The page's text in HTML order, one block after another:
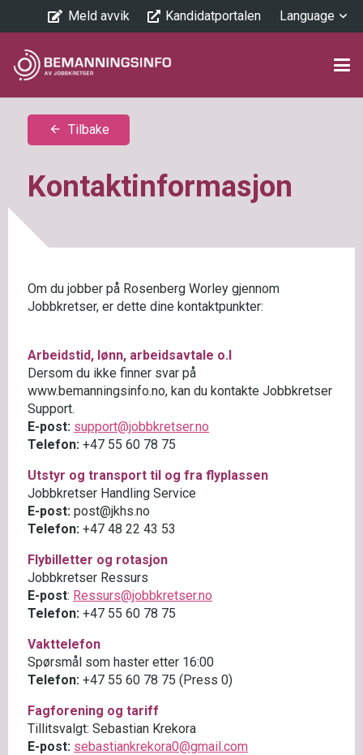
Meld avvik Kandidatportalen Language
arrow_back Tilbake
Kontaktinformasjon
Om du jobber på Rosenberg Worley gjennom
Jobbkretser, er dette dine kontaktpunkter:
Arbeidstid, lønn, arbeidsavtale o.l
Dersom du ikke finner svar på
www.bemanningsinfo.no, kan du kontakte Jobbkretser
Support.
E-post: support@jobbkretser.no
Telefon: +47 55 60 78 75
Utstyr og transport til og fra flyplassen
Jobbkretser Handling Service
E-post: post@jkhs.no
Telefon: +47 48 22 43 53
Flybilletter og rotasjon
Jobbkretser Ressurs
E-post: Ressurs@jobbkretser.no
Telefon: +47 55 60 78 75
Vakttelefon
Spørsmål som haster etter 16:00
Telefon: +47 55 60 78 75 (Press 0)
Fagforening og tariff
Tillitsvalgt: Sebastian Krekora
E-post: sebastiankrekora0@gmail.com